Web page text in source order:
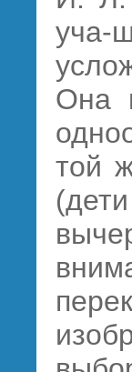
уча-
Она
той